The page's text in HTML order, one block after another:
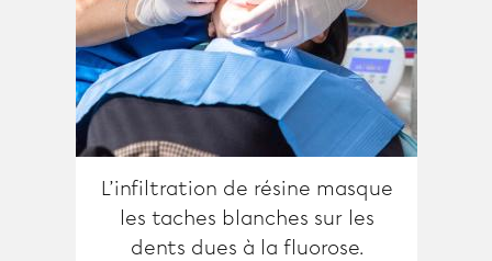
L’infiltration de résine masque
les taches blanches sur les
dents dues à la fluorose.